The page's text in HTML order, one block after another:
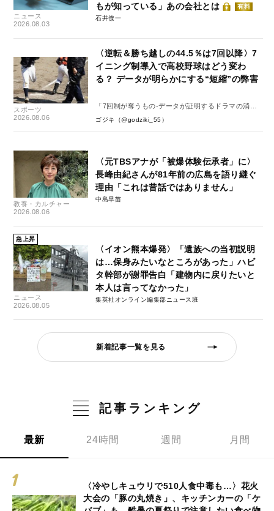
ニュース
2026.08.03
もが知っている」あの会社とは
有料
石井僚一
スポーツ
2026.08.06
〈逆転＆勝ち越しの44.5％は7回以降〉7
イニング制導入で高校野球はどう変わ
る？ データが明らかにする“短縮”の弊害
「7回制が奪うもの-データが証明するドラマの消
失-」
ゴジキ（@godziki_55）
教養・カルチャー
2026.08.06
〈元TBSアナが「被爆体験伝承者」に〉
長峰由紀さんが81年前の広島を語り継ぐ
理由「これは昔話ではありません」
中島早苗
急上昇
ニュース
2026.08.05
〈イオン熊本爆発〉「遺族への当初説明
は…保身みたいなところがあった」ハビ
タ幹部が謝罪告白「建物内に戻りたいと
本人は言ってなかった」
集英社オンライン編集部ニュース班
新着記事一覧を見る
記事ランキング
最新 24時間 週間 月間
〈冷やしキュウリで510人食中毒も…〉花火
大会の「豚の丸焼き」、キッチンカーの「ケ